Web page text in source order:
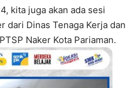
kita juga akan ada sesi
dari Dinas Tenaga Kerja dan
Naker Kota Pariaman.